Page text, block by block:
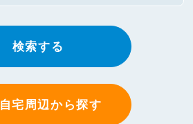
検索する
自宅周辺から探す